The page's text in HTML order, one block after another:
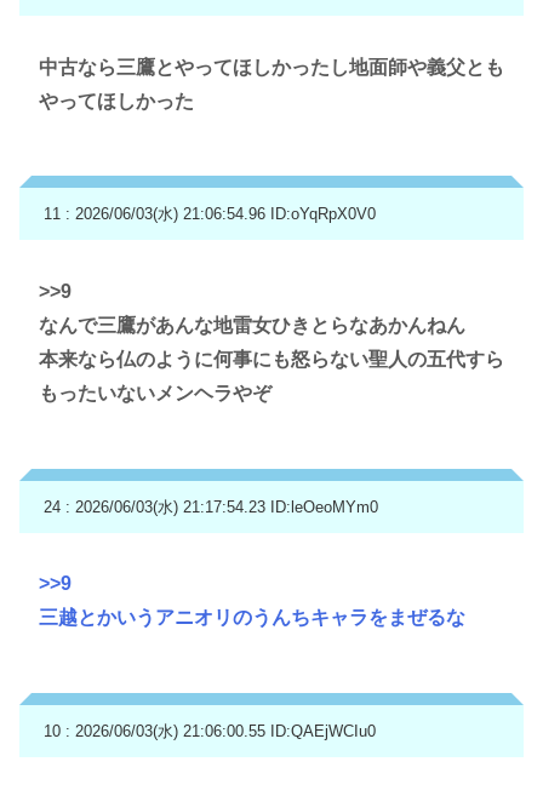
中古なら三鷹とやってほしかったし地面師や義父とも
やってほしかった
11 : 2026/06/03(水) 21:06:54.96 ID:oYqRpX0V0
>>9
なんで三鷹があんな地雷女ひきとらなあかんねん
本来なら仏のように何事にも怒らない聖人の五代すら
もったいないメンヘラやぞ
24 : 2026/06/03(水) 21:17:54.23 ID:leOeoMYm0
>>9
三越とかいうアニオリのうんちキャラをまぜるな
10 : 2026/06/03(水) 21:06:00.55 ID:QAEjWCIu0